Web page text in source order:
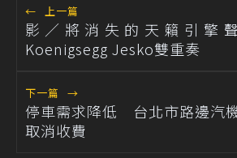
← 上一篇
影／將消失的天籟引擎
Koenigsegg Jesko雙重奏
下一篇 →
停車需求降低 台北市路邊汽
取消收費